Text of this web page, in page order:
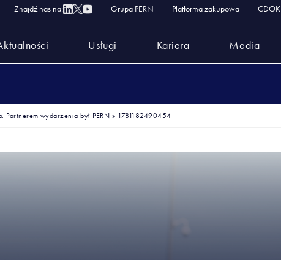
Znajdź nas na: Grupa PERN Platforma zakupowa CDOK
Usługi Kariera Media
Partnerem wydarzenia był PERN » 1781182490454